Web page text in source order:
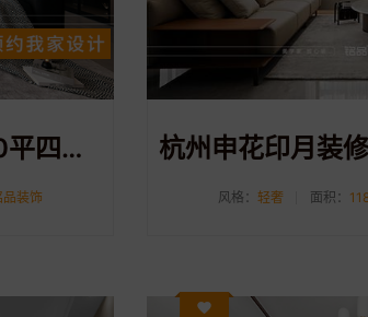
联发溪语宸庐 极简风格 120平四室两厅装修案例分享
品装饰 风格： 轻奢 面积：